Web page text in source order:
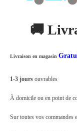
🚚
Livraison en magasin
1-3 jours ouvrables
À domicile ou en point de
Sur toutes vos commandes